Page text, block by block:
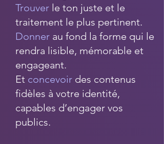
Trouver le ton juste et le
traitement le plus pertinent.
Donner au fond la forme qui le
rendra lisible, mémorable et
engageant.
Et concevoir des contenus
fidèles à votre identité,
capables d’engager vos
publics.